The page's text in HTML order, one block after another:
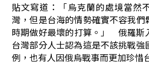
貼文寫道：「烏克蘭的處境當然
灣，但是台海的情勢確實不容我們
時期做好最壞的打算。」 俄羅斯
台灣部分人士認為這是不該挑戰強
例，也有人因俄烏戰事而更加珍惜